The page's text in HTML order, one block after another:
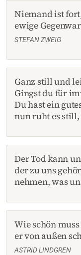
Niemand ist
ewige
STEFAN ZWEIG
Ganz still und
Gingst du für
Du hast ein
nun ruht es still,
Der Tod kann
der zu uns
nehmen, was
Wie schön
er von außen
ASTRID LINDGREN